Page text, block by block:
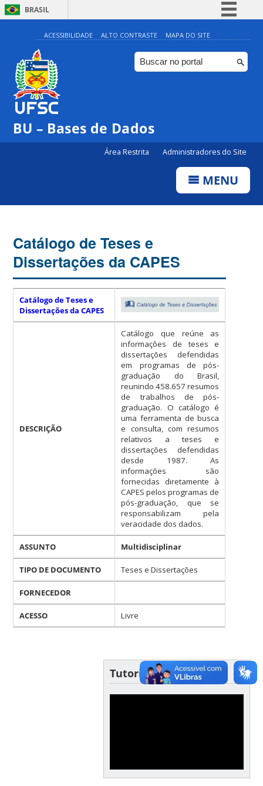
BRASIL
Simplifique!
Comunica BR
Participe
ACESSIBILIDADE ALTO CONTRASTE MAPA DO SITE
BU – Bases de Dados
Área Restrita Administradores do Site
MENU
Catálogo de Teses e
Dissertações da CAPES
Catálogo de Teses e
Dissertações da CAPES
DESCRIÇÃO
Catálogo que reúne as
informações de teses e
dissertações defendidas
em programas de pós-
graduação do Brasil,
reunindo 458.657 resumos
de trabalhos de pós-
graduação. O catálogo é
uma ferramenta de busca
e consulta, com resumos
relativos a teses e
dissertações defendidas
desde 1987. As
informações são
fornecidas diretamente à
CAPES pelos programas de
pós-graduação, que se
responsabilizam pela
veracidade dos dados.
ASSUNTO Multidisciplinar
TIPO DE DOCUMENTO Teses e Dissertações
FORNECEDOR
ACESSO Livre
Tutoriais